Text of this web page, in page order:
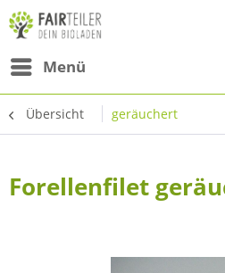
Menü
Übersicht geräuchert
Forellenfilet